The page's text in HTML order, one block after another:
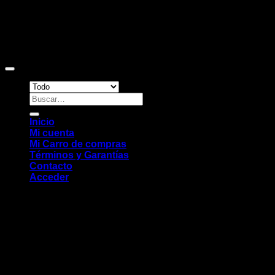
Buscar
por:
Inicio
Mi cuenta
Mi Carro de compras
Términos y Garantías
Contacto
Acceder